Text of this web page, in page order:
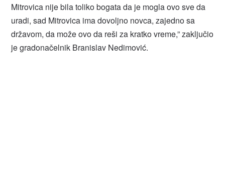
Mitrovica nije bila toliko bogata da je mogla ovo sve da
uradi, sad Mitrovica ima dovoljno novca, zajedno sa
državom, da može ovo da reši za kratko vreme,” zaključio
je gradonačelnik Branislav Nedimović.